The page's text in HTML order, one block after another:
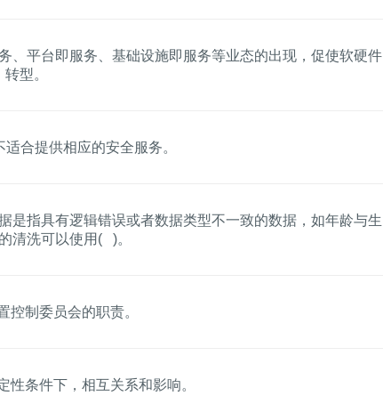
、平台即服务、基础设施即服务等业态的出现，促使软硬件
型。
适合提供相应的安全服务。
是指具有逻辑错误或者数据类型不一致的数据，如年龄与生
清洗可以使用( )。
控制委员会的职责。
性条件下，相互关系和影响。